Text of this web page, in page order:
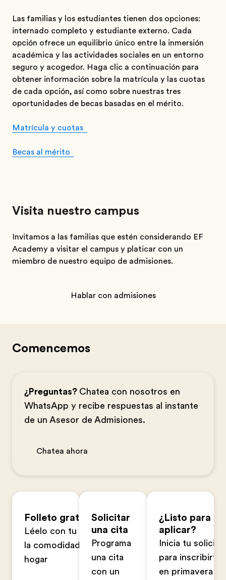
Las familias y los estudiantes tienen dos opciones:
internado completo y estudiante externo. Cada
opción ofrece un equilibrio único entre la inmersión
académica y las actividades sociales en un entorno
seguro y acogedor. Haga clic a continuación para
obtener información sobre la matrícula y las cuotas
de cada opción, así como sobre nuestras tres
oportunidades de becas basadas en el mérito.
Matrícula y cuotas
Becas al mérito
Visita nuestro campus
Invitamos a las familias que estén considerando EF
Academy a visitar el campus y platicar con un
miembro de nuestro equipo de admisiones.
Hablar con admisiones
Comencemos
¿Preguntas? Chatea con nosotros en
WhatsApp y recibe respuestas al instante
de un Asesor de Admisiones.
Chatea ahora
Folleto gratuito
Léelo con tu familia en
la comodidad de tu
hogar
Solicitar
una cita
Programa
una cita
con un
¿Listo para
aplicar?
Inicia tu
para inscribirte
en primavera u